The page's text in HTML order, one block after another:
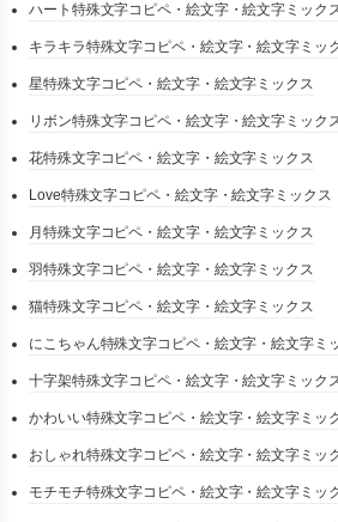
ハート特殊文字コピペ・絵文字・絵文字ミック
キラキラ特殊文字コピペ・絵文字・絵文字ミッ
星特殊文字コピペ・絵文字・絵文字ミックス
リボン特殊文字コピペ・絵文字・絵文字ミック
花特殊文字コピペ・絵文字・絵文字ミックス
Love特殊文字コピペ・絵文字・絵文字ミックス
月特殊文字コピペ・絵文字・絵文字ミックス
羽特殊文字コピペ・絵文字・絵文字ミックス
猫特殊文字コピペ・絵文字・絵文字ミックス
にこちゃん特殊文字コピペ・絵文字・絵文字ミ
十字架特殊文字コピペ・絵文字・絵文字ミック
かわいい特殊文字コピペ・絵文字・絵文字ミッ
おしゃれ特殊文字コピペ・絵文字・絵文字ミッ
モチモチ特殊文字コピペ・絵文字・絵文字ミッ